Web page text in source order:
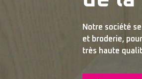
Notre société
et broderie,
très haute